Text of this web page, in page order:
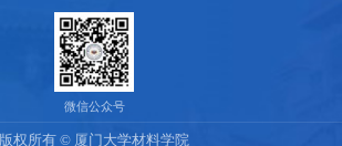
微信公众号
版权所有 © 厦门大学材料学院